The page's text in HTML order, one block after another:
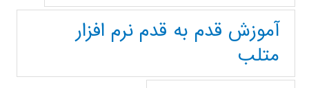
آموزش قدم به قدم نرم افزار
متلب